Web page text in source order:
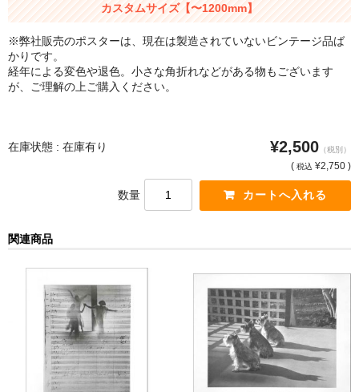
フォトアートポスター
アンディ・ウォーホル
Folon
猫・ねこ・ネコ
アンリ・マティス額装
スペイン製アートポスター額装
フランス製モノクロフォト額装
Classic Pooh額装
カスタムサイズ【〜1200mm】
※弊社販売のポスターは、現在は製造されていないビンテージ品ば
かりです。
経年による変色や退色。小さな角折れなどがある物もございます
が、ご理解の上ご購入ください。
在庫状態 : 在庫有り ¥2,500 （税別）
( 税込 ¥2,750 )
数量
関連商品